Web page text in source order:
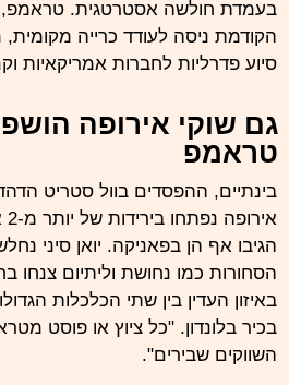
בעמדת חולשה אסטרטגית. טראמפ,
הקודמת ניסה לעודד כרייה מקומית,
סיוע פדרליות לחברות אמריקאיות
גם שוקי אירופה
טראמפ
בינתיים, ההפסדים בוול סטריט
אירופה
הגיבו אף הן בפאניקה. יואן סיני
הסחורות כמו נחושת וליתיום צנחו
באיזון העדין בין שתי הכלכלות
בכיר בלונדון. "כל ציוץ או פוסט
השווקים שבירים".